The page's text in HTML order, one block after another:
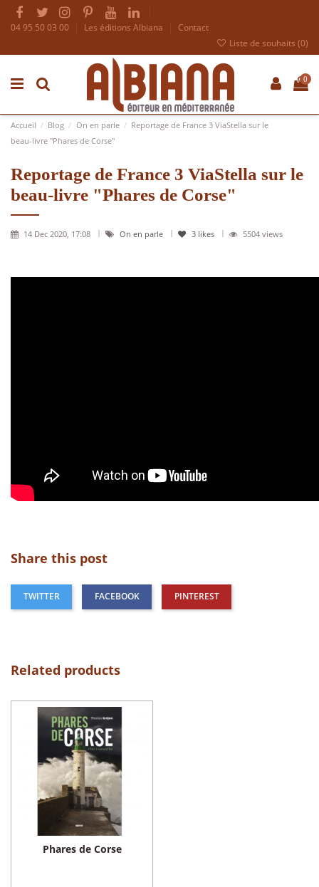
04 95 50 03 00 Les éditions Albiana
Contact
Liste de souhaits (0)
0
Accueil Blog On en parle
Reportage de France 3 ViaStella sur le
beau-livre "Phares de Corse"
Reportage de France 3 ViaStella sur le
beau-livre "Phares de Corse"
14 Dec 2020, 17:08 On en parle 3 likes 5504 views
Share this post
TWITTER FACEBOOK PINTEREST
Related products
Phares de Corse